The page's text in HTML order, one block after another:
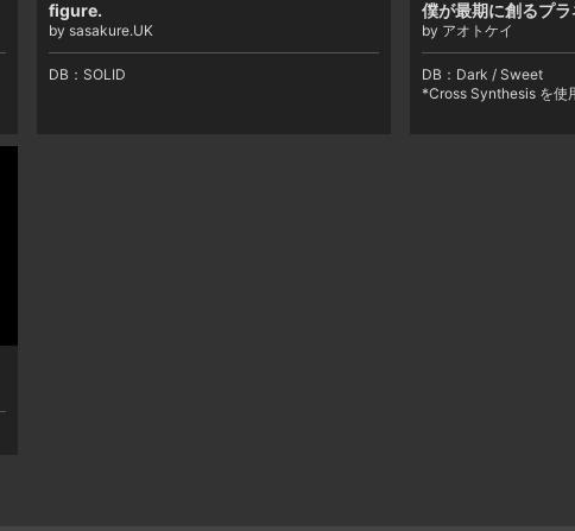
figure.
by sasakure.UK
DB： SOLID
僕が最期に創るプ
by アオトケイ
DB： Dark / Sweet
*Cross Synthesis を使